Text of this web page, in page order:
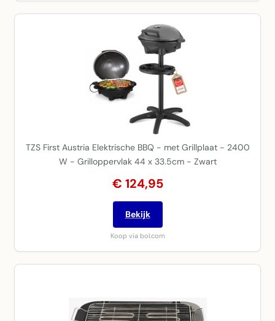
TZS First Austria Elektrische BBQ - met Grillplaat - 2400
W - Grilloppervlak 44 x 33.5cm - Zwart
€ 124,95
Bekijk
Koop via bol.com